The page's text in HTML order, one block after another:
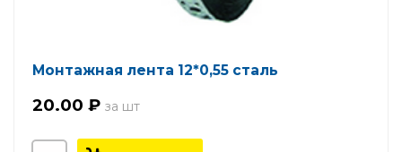
Монтажная лента 12*0,55 сталь
20.00 ₽